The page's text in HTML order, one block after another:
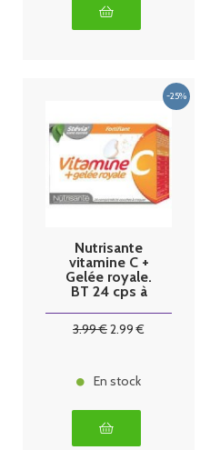
Nutrisante
vitamine C +
Gelée royale.
BT 24 cps à
3.99€2.99 €
En stock